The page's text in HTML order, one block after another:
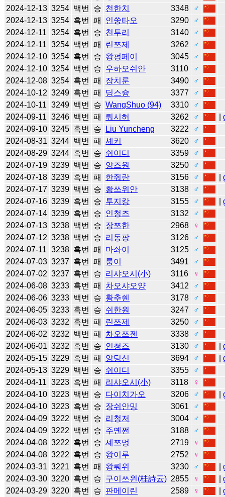
2024-12-13 3254 백번 승 천한치 3348
♂
2024-12-13 3254 흑번 패 인쑹타오 3290
♂
2024-12-11 3254 흑번 승 천투리 3140
♂
2024-12-11 3254 백번 패 린쯔제 3262
♂
2024-12-10 3254 흑번 승 왕펑페이 3045
♂
2024-12-10 3254 백번 승 우하오쉬안 3110
♂
2024-12-08 3254 흑번 패 장치룬 3490
♂
2024-10-12 3249 흑번 패 딩스슝 3377
♂
2024-10-11 3249 백번 승 WangShuo (94) 3310
♂
2024-09-11 3246 백번 패 뤄시허 3262 ♂ |
2024-09-10 3245 흑번 승 Liu Yuncheng 3222
♂
2024-08-31 3244 백번 패 셰커 3620
♂
2024-08-29 3244 흑번 승 쉬이디 3359
♂
2024-07-19 3239 백번 승 양즈원 3250
♂
2024-07-18 3239 흑번 패 한줘란 3156 ♂ |
2024-07-17 3239 백번 승 황쓰위안 3138
♂
2024-07-16 3239 흑번 승 투지캉 3155 ♂ |
2024-07-14 3239 흑번 승 인청즈 3132
♂
2024-07-13 3238 백번 승 장쯔한 2968
♀
2024-07-12 3238 백번 승 리동팡 3126
♂
2024-07-11 3238 흑번 패 마솨이 3125
♂
2024-07-03 3237 흑번 패 룽이 3491
♂
2024-07-02 3237 흑번 승 리샤오시(小) 3116
♀
2024-06-08 3233 흑번 패 차오샤오양 3412
♂
2024-06-06 3233 백번 승 황추쉔 3178
♂
2024-06-05 3233 흑번 승 쉬한원 3247
♂
2024-06-03 3232 흑번 패 린쯔제 3250
♂
2024-06-02 3232 백번 패 차오쯔젠 3338
♂
2024-06-01 3232 흑번 승 인청즈 3130 ♂ |
2024-05-15 3229 흑번 패 양딩신 3694 ♂ |
2024-05-13 3229 백번 승 쉬이디 3355
♂
2024-04-11 3223 흑번 패 리샤오시(小) 3118
♀
2024-04-10 3223 백번 승 다이치가오 3206 ♂ |
2024-04-10 3223 흑번 승 장쉬안밍 3061
♂
2024-04-09 3222 백번 승 리청저 3004
♂
2024-04-09 3222 백번 승 주옌쩐 3188
♂
2024-04-08 3222 흑번 승 셰쯔멍 2719
♀
2024-04-08 3222 흑번 승 왕이루 2752
♀
2024-03-31 3221 흑번 패 왕뤄위 3230 ♂ |
2024-03-30 3220 흑번 승 구이쓰윈(桂詩云) 2855 ♀ |
2024-03-29 3220 흑번 승 판메이린 2589 ♀ |